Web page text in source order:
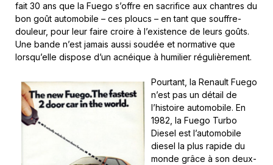
fait 30 ans que la Fuego s’offre en sacrifice aux chantres du
bon goût automobile – ces ploucs – en tant que souffre-
douleur, pour leur faire croire à l’existence de leurs goûts.
Une bande n’est jamais aussi soudée et normative que
lorsqu’elle dispose d’un acnéique à humilier régulièrement.
Pourtant, la Renault Fuego
n’est pas un détail de
l’histoire automobile. En
1982, la Fuego Turbo
Diesel est l’automobile
diesel la plus rapide du
monde grâce à son deux-